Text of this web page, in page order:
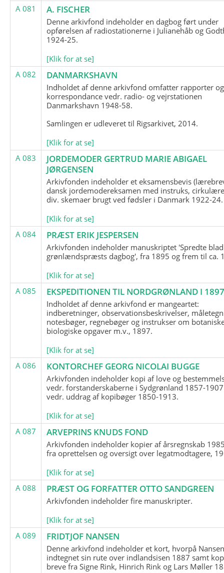
A 081
A. FISCHER
Denne arkivfond indeholder en dagbog ført under
opførelsen af radiostationerne i Julianehåb og
1924-25.
[Klik for at se]
A 082
DANMARKSHAVN
Indholdet af denne arkivfond omfatter rapporter og
korrespondance vedr. radio- og vejrstationen
Danmarkshavn 1948-58.
Samlingen er udleveret til Rigsarkivet, 2014.
[Klik for at se]
A 083
JORDEMODER GERTRUD MARIE ABIGAEL
JØRGENSEN
Arkivfonden indeholder et eksamensbevis
dansk jordemodereksamen med instruks,
div. skemaer brugt ved fødsler i Danmark 1922-24.
[Klik for at se]
A 084
PRÆST ERIK JESPERSEN
Arkivfonden indeholder manuskriptet 'Spredte
grønlændspræsts dagbog', fra 1895 og frem til ca.
[Klik for at se]
A 085
EKSPEDITIONEN TIL NORDGRØNLAND I
Indholdet af denne arkivfond er mangeartet:
indberetninger, observationsbeskrivelser,
notesbøger, regnebøger og instrukser om
biologiske opgaver m.v., 1897.
[Klik for at se]
A 086
KONTORCHEF GEORG NICOLAI BUGGE
Arkivfonden indeholder kopi af love og
vedr. forstanderskaberne i Sydgrønland 1857-
vedr. uddrag af kopibøger 1850-1913.
[Klik for at se]
A 087
ARVEPRINS KNUDS FOND
Arkivfonden indeholder kopier af årsregnskab
fra oprettelsen og oversigt over legatmodtagere,
[Klik for at se]
A 088
PRÆST OG FORFATTER OTTO SANDGREEN
Arkivfonden indeholder fire manuskripter.
[Klik for at se]
A 089
FRIDTJOF NANSEN
Denne arkivfond indeholder et kort, hvorpå
indtegnet sin rute over indlandsisen 1887 samt
breve fra Signe Rink, Hinrich Rink og Lars Møller